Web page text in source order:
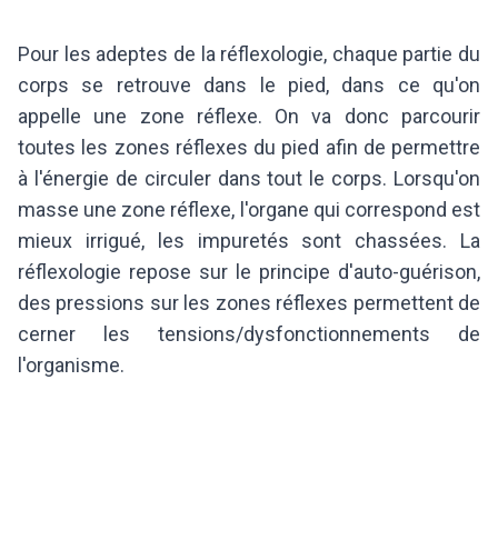
Pour les adeptes de la réflexologie, chaque partie du
corps se retrouve dans le pied, dans ce qu'on
appelle une zone réflexe. On va donc parcourir
toutes les zones réflexes du pied afin de permettre
à l'énergie de circuler dans tout le corps. Lorsqu'on
masse une zone réflexe, l'organe qui correspond est
mieux irrigué, les impuretés sont chassées. La
réflexologie repose sur le principe d'auto-guérison,
des pressions sur les zones réflexes permettent de
cerner les tensions/dysfonctionnements de
l'organisme.